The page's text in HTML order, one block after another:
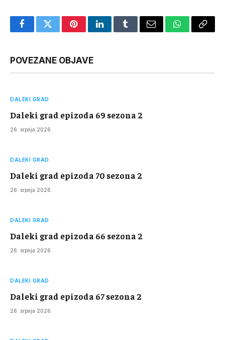
FacebookTwitterPinterestLinkedInTumblrEmail WhatsApp
Copy
POVEZANE OBJAVE
DALEKI GRAD
Daleki grad epizoda 69 sezona 2
26. srpnja 2026.
DALEKI GRAD
Daleki grad epizoda 70 sezona 2
26. srpnja 2026.
DALEKI GRAD
Daleki grad epizoda 66 sezona 2
26. srpnja 2026.
DALEKI GRAD
Daleki grad epizoda 67 sezona 2
26. srpnja 2026.